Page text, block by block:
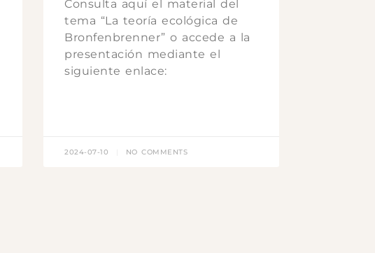
Consulta aquí el material del
tema “La teoría ecológica de
Bronfenbrenner” o accede a la
presentación mediante el
siguiente enlace:
2024-07-10 NO COMMENTS